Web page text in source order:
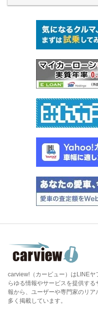
carview!（カービュー）はLINE
らゆる情報やサービスを提供す
報から、ユーザーや専門家のリ
多く掲載しています。